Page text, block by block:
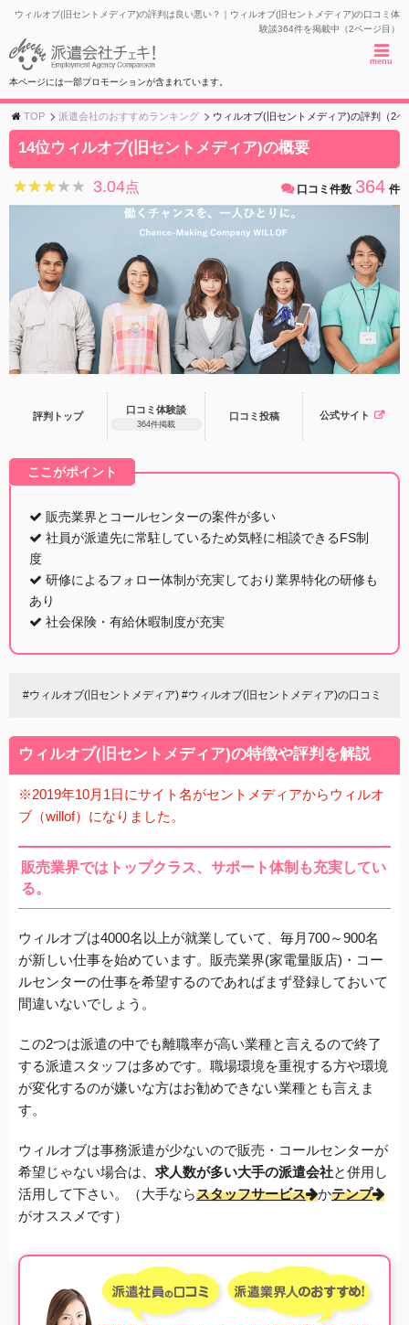
ウィルオブ(旧セントメディア)の評判は良い悪い？｜ウィルオブ(旧セントメディア)の口コミ体
験談364件を掲載中（2ページ目）
menu
本ページには一部プロモーションが含まれています。
TOP 派遣会社のおすすめランキング ウィルオブ(旧セントメディア)の評判（2ペ
14位ウィルオブ(旧セントメディア)の概要
★★★★★
★★★★★ 3.04点 口コミ件数 364 件
評判トップ
口コミ体験談
364件掲載
口コミ 投稿 公式サイト
ここがポイント
ここがポイント
販売業界とコールセンターの案件が多い
社員が派遣先に常駐しているため気軽に相談できるFS制
度
研修によるフォロー体制が充実しており業界特化の研修も
あり
社会保険・有給休暇制度が充実
#ウィルオブ(旧セントメディア) #ウィルオブ(旧セントメディア)の口コミ
ウィルオブ(旧セントメディア)の特徴や評判を解説
※2019年10月1日にサイト名がセントメディアからウィルオ
ブ（willof）になりました。
販売業界ではトップクラス、サポート体制も充実してい
る。
ウィルオブは4000名以上が就業していて、毎月700～900名
が新しい仕事を始めています。販売業界(家電量販店)・コー
ルセンターの仕事を希望するのであればまず登録しておいて
間違いないでしょう。
この2つは派遣の中でも離職率が高い業種と言えるので終了
する派遣スタッフは多めです。職場環境を重視する方や環境
が変化するのが嫌いな方はお勧めできない業種とも言えま
す。
ウィルオブは事務派遣が少ないので販売・コールセンターが
希望じゃない場合は、 求人数が多い大手の派遣会社と併用し
活用して下さい。（大手ならスタッフサービス かテンプ
がオススメです）